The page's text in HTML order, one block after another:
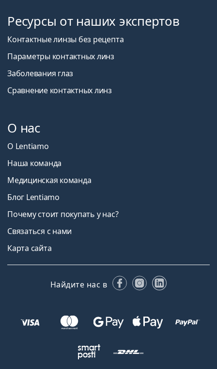
Ресурсы от наших экспертов
Контактные линзы без рецепта
Параметры контактных линз
Заболевания глаз
Сравнение контактных линз
О нас
О Lentiamo
Наша команда
Медицинская команда
Блог Lentiamo
Почему стоит покупать у нас?
Связаться с нами
Карта сайта
Найдите нас в FacebookInstagram
LinkedIn